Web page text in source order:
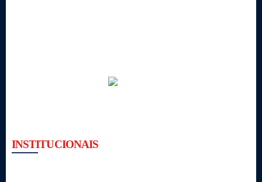
INSTITUCIONAIS